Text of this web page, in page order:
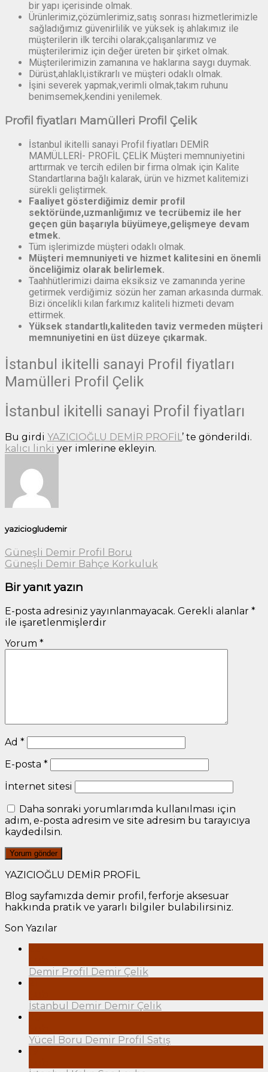
bir yapı içerisinde olmak.
Ürünlerimiz,çözümlerimiz,satış sonrası hizmetlerimizle
sağladığımız güvenirlilik ve yüksek iş ahlakımız ile
müşterilerin ilk tercihi olarak;çalışanlarımız ve
müşterilerimiz için değer üreten bir şirket olmak.
Müşterilerimizin zamanına ve haklarına saygı duymak.
Dürüst,ahlaklı,istikrarlı ve müşteri odaklı olmak.
İşini severek yapmak,verimli olmak,takım ruhunu
benimsemek,kendini yenilemek.
Profil fiyatları Mamülleri Profil Çelik
İstanbul ikitelli sanayi Profil fiyatları DEMİR
MAMÜLLERİ- PROFİL ÇELİK Müşteri memnuniyetini
arttırmak ve tercih edilen bir firma olmak için Kalite
Standartlarına bağlı kalarak, ürün ve hizmet kalitemizi
sürekli geliştirmek.
Faaliyet gösterdiğimiz demir profil
sektöründe,uzmanlığımız ve tecrübemiz ile her
geçen gün başarıyla büyümeye,gelişmeye devam
etmek.
Tüm işlerimizde müşteri odaklı olmak.
Müşteri memnuniyeti ve hizmet kalitesini en önemli
önceliğimiz olarak belirlemek.
Taahhütlerimizi daima eksiksiz ve zamanında yerine
getirmek verdiğimiz sözün her zaman arkasında durmak.
Bizi öncelikli kılan farkımız kaliteli hizmeti devam
ettirmek.
Yüksek standartlı,kaliteden taviz vermeden müşteri
memnuniyetini en üst düzeye çıkarmak.
İstanbul ikitelli sanayi Profil fiyatları
Mamülleri Profil Çelik
İstanbul ikitelli sanayi Profil fiyatları
Bu girdi YAZICIOĞLU DEMİR PROFİL’ te gönderildi.
kalıcı linki yer imlerine ekleyin.
yaziciogludemir
Güneşli Demir Profil Boru
Güneşli Demir Bahçe Korkuluk
Bir yanıt yazın
E-posta adresiniz yayınlanmayacak. Gerekli alanlar *
ile işaretlenmişlerdir
Yorum *
Ad *
E-posta *
İnternet sitesi
Daha sonraki yorumlarımda kullanılması için
adım, e-posta adresim ve site adresim bu tarayıcıya
kaydedilsin.
YAZICIOĞLU DEMİR PROFİL
Blog sayfamızda demir profil, ferforje aksesuar
hakkında pratik ve yararlı bilgiler bulabilirsiniz.
Son Yazılar
Demir Profil Demir Çelik
İstanbul Demir Demir Çelik
Yücel Boru Demir Profil Satış